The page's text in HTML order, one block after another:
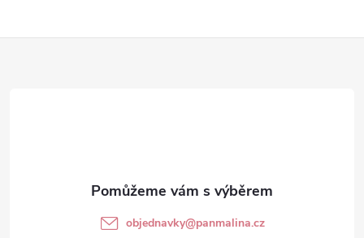
objednavky@panmalina.cz